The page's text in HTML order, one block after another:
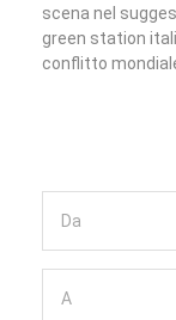
scena nel
green station
conflitto